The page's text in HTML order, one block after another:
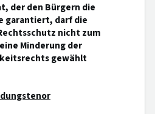
der den Bürgern die
garantiert, darf die
nicht zum
Minderung der
gewählt